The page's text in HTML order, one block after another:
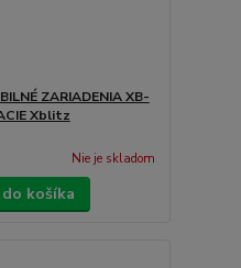
ZARIADENIA XB-
Xblitz
Nie je skladom
košíka